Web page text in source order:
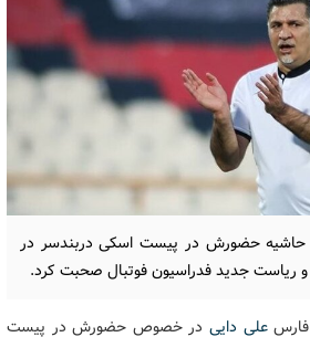
حاشیه حضورش در پیست اسکی دربندسر در
ریاست جدید فدراسیون فوتبال صحبت کرد.
علی دایی در خصوص حضورش در پیست